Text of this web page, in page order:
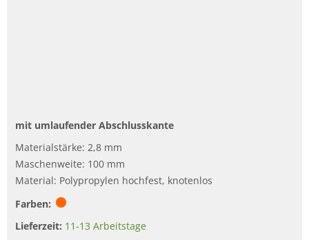
mit umlaufender Abschlusskante
Materialstärke: 2,8 mm
Maschenweite: 100 mm
Material: Polypropylen hochfest, knotenlos
Farben:
Lieferzeit: 11-13 Arbeitstage